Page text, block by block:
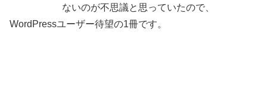
ないのが不思議と思っていたので、
WordPressユーザー待望の1冊です。